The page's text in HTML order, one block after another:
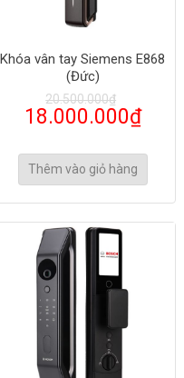
Khóa vân tay Siemens E868
(Đức)
20.500.000₫
18.000.000₫
Thêm vào giỏ hàng